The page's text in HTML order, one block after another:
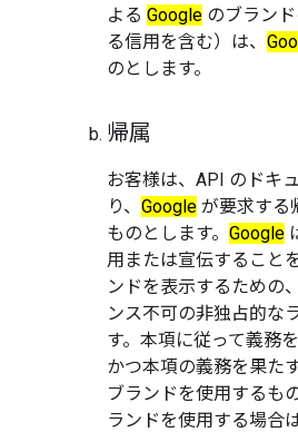
よる Google のブラン
る信用を含む）は、
のとします。
帰属
お客様は、API のドキ
り、 Google が要求する
ものとします。 Google
用または宣伝すること
ンドを表示するための
ンス不可の非独占的な
す。本項に従って義務
かつ本項の義務を果た
ブランドを使用するも
ランドを使用する場合は